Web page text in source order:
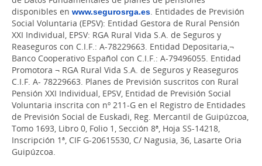
disponibles en www.segurosrga.es . Entidades de Previsión
Social Voluntaria (EPSV): Entidad Gestora de Rural Pensión
XXI Individual, EPSV: RGA Rural Vida S.A. de Seguros y
Reaseguros con C.I.F.: A-78229663. Entidad Depositaria,¬
Banco Cooperativo Español con C.I.F.: A-79496055. Entidad
Promotora ¬ RGA Rural Vida S.A. de Seguros y Reaseguros
C.I.F. A- 78229663. Planes de Previsión suscritos con Rural
Pensión XXI Individual, EPSV, Entidad de Previsión Social
Voluntaria inscrita con nº 211-G en el Registro de Entidades
de Previsión Social de Euskadi, Reg. Mercantil de Guipúzcoa,
Tomo 1693, Libro 0, Folio 1, Sección 8ª, Hoja SS-14218,
Inscripción 1ª, CIF G-20615530, C/ Nagusia, 36, Lasarte Oria
Guipúzcoa.